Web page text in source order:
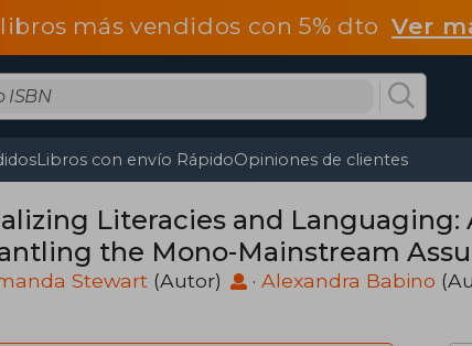
libros más vendidos con 5% dtoVer
Libros con envío RápidoOpiniones de clientes
Literacies and
the Mono-Mainstream
Stewart (Autor) · Alexandra Babino